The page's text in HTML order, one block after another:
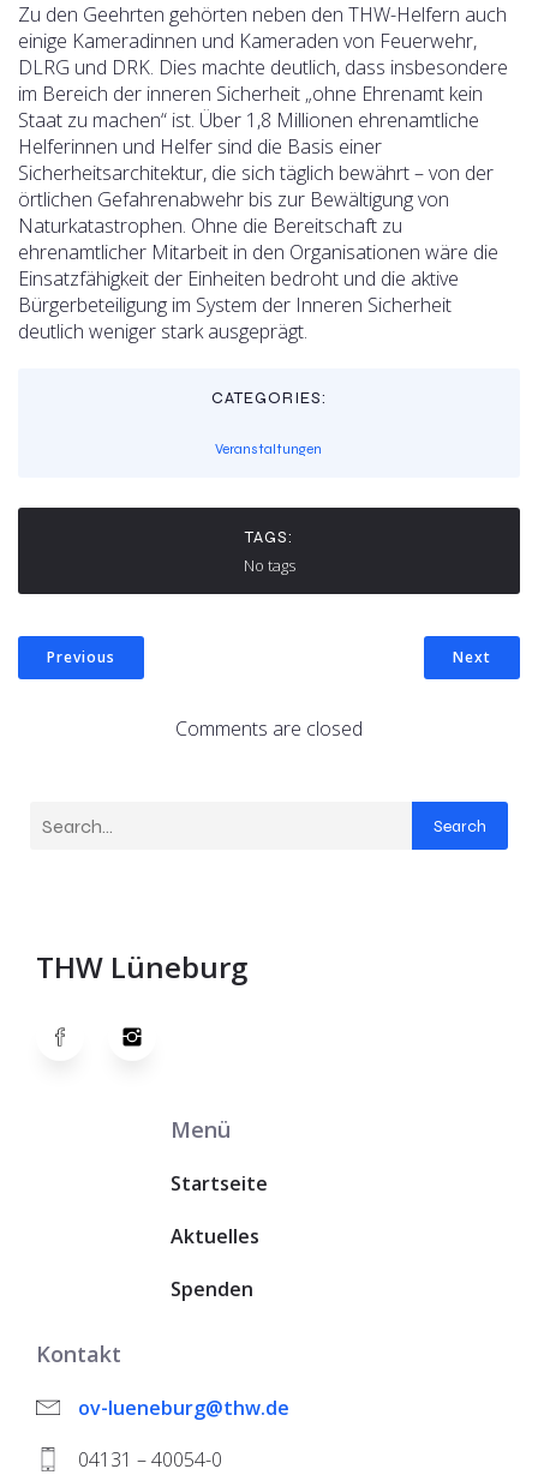
Zu den Geehrten gehörten neben den THW-Helfern auch
einige Kameradinnen und Kameraden von Feuerwehr,
DLRG und DRK. Dies machte deutlich, dass insbesondere
im Bereich der inneren Sicherheit „ohne Ehrenamt kein
Staat zu machen“ ist. Über 1,8 Millionen ehrenamtliche
Helferinnen und Helfer sind die Basis einer
Sicherheitsarchitektur, die sich täglich bewährt – von der
örtlichen Gefahrenabwehr bis zur Bewältigung von
Naturkatastrophen. Ohne die Bereitschaft zu
ehrenamtlicher Mitarbeit in den Organisationen wäre die
Einsatzfähigkeit der Einheiten bedroht und die aktive
Bürgerbeteiligung im System der Inneren Sicherheit
deutlich weniger stark ausgeprägt.
CATEGORIES:
Veranstaltungen
TAGS:
No tags
Previous Next
Comments are closed
Search
THW Lüneburg
Menü
Startseite
Aktuelles
Spenden
Kontakt
ov-lueneburg@thw.de
04131 – 40054-0